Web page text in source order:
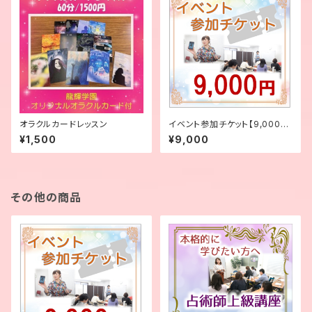
オラクルカードレッスン
¥1,500
イベント参加チケット【9,000
円】
¥9,000
その他の商品